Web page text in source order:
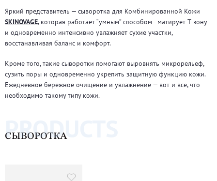
Яркий представитель — сыворотка для Комбинированной Кожи
SKINOVAGE, которая работает “умным” способом - матирует Т-зону
и одновременно интенсивно увлажняет сухие участки,
восстанавливая баланс и комфорт.
Кроме того, такие сыворотки помогают выровнять микрорельеф,
сузить поры и одновременно укрепить защитную функцию кожи.
Ежедневное бережное очищение и увлажнение — вот и все, что
необходимо такому типу кожи.
PRODUCTS
СЫВОРОТКА